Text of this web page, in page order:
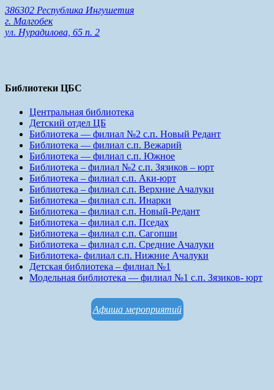
386302 Республика Ингушетия
г. Малгобек
ул. Нурадилова, 65 п. 2
Библиотеки ЦБС
Центральная библиотека
Детский отдел ЦБ
Библиотека — филиал №2 с.п. Новый Редант
Библиотека — филиал с.п. Вежарий
Библиотека — филиал с.п. Южное
Библиотека – филиал №2 с.п. Зязиков – юрт
Библиотека – филиал с.п. Аки-юрт
Библиотека – филиал с.п. Верхние Ачалуки
Библиотека – филиал с.п. Инарки
Библиотека – филиал с.п. Новый-Редант
Библиотека – филиал с.п. Пседах
Библиотека – филиал с.п. Сагопши
Библиотека – филиал с.п. Средние Ачалуки
Библиотека- филиал с.п. Нижние Ачалуки
Детская библиотека – филиал №1
Модельная библиотека — филиал №1 с.п. Зязиков- юрт
Афиша мероприятий